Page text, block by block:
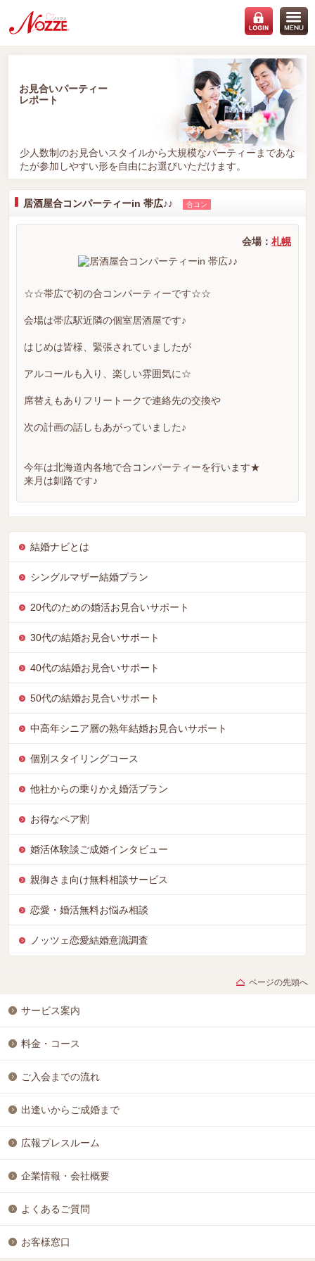
お見合いパーティー
レポート
少人数制のお見合いスタイルから大規模なパーティーまであな
たが参加しやすい形を自由にお選びいただけます。
居酒屋合コンパーティーin 帯広♪♪ 合コン
会場： 札幌
☆☆帯広で初の合コンパーティーです☆☆
会場は帯広駅近隣の個室居酒屋です♪
はじめは皆様、緊張されていましたが
アルコールも入り、楽しい雰囲気に☆
席替えもありフリートークで連絡先の交換や
次の計画の話しもあがっていました♪
今年は北海道内各地で合コンパーティーを行います★
来月は釧路です♪
結婚ナビとは
シングルマザー結婚プラン
20代のための婚活お見合いサポート
30代の結婚お見合いサポート
40代の結婚お見合いサポート
50代の結婚お見合いサポート
中高年シニア層の熟年結婚お見合いサポート
個別スタイリングコース
他社からの乗りかえ婚活プラン
お得なペア割
婚活体験談ご成婚インタビュー
親御さま向け無料相談サービス
恋愛・婚活無料お悩み相談
ノッツェ恋愛結婚意識調査
ページの先頭へ
サービス案内
料金・コース
ご入会までの流れ
出逢いからご成婚まで
広報プレスルーム
企業情報・会社概要
よくあるご質問
お客様窓口